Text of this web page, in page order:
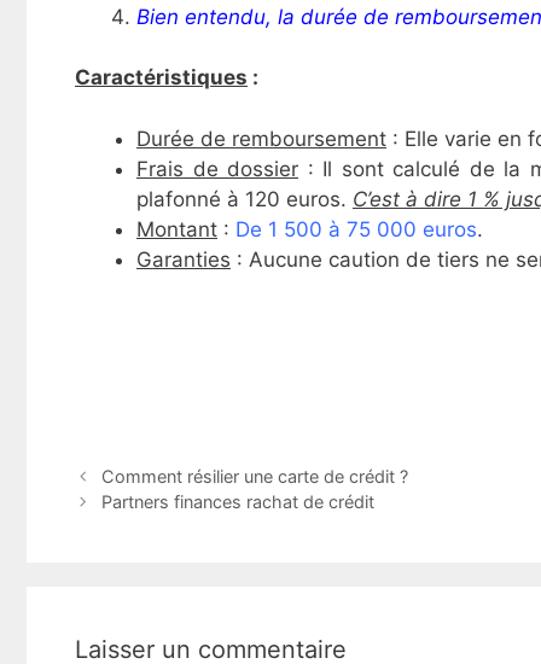
Bien entendu, la durée de
Caractéristiques :
Durée de remboursement : Elle varie en
Frais de dossier : Il sont calculé de la
plafonné à 120 euros. C’est à dire 1 %
Montant : De 1 500 à 75 000 euros.
Garanties : Aucune caution de tiers ne
N
a
i
Comment résilier une carte de crédit ?
Partners finances rachat de crédit
Laisser un commentaire